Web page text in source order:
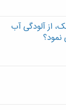
از آلودگی آب